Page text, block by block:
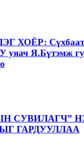
ХОЁР:
уяач Я.Бүтэмж
СУВИЛАГЧ”
ГАРДУУЛЛАА